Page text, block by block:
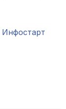
Инфостарт